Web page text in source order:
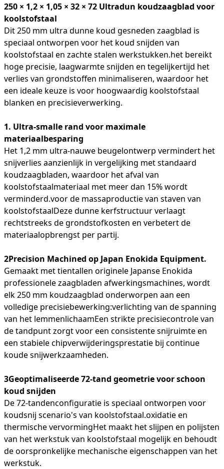
250 × 1,2 × 1,05 × 32 × 72 Ultradun koudzaagblad voor
koolstofstaal
Dit 250 mm ultra dunne koud gesneden zaagblad is
speciaal ontworpen voor het koud snijden van
koolstofstaal en zachte stalen werkstukken.het bereikt
hoge precisie, laagwarmte snijden en tegelijkertijd het
verlies van grondstoffen minimaliseren, waardoor het
een ideale keuze is voor hoogwaardig koolstofstaal
blanken en precisieverwerking.
1. Ultra-smalle rand voor maximale
materiaalbesparing
Het 1,2 mm ultra-nauwe beugelontwerp vermindert het
snijverlies aanzienlijk in vergelijking met standaard
koudzaagbladen, waardoor het afval van
koolstofstaalmateriaal met meer dan 15% wordt
verminderd.voor de massaproductie van staven van
koolstofstaalDeze dunne kerfstructuur verlaagt
rechtstreeks de grondstofkosten en verbetert de
materiaalopbrengst per partij.
2Precision Machined op Japan Enokida Equipment.
Gemaakt met tientallen originele Japanse Enokida
professionele zaagbladen afwerkingsmachines, wordt
elk 250 mm koudzaagblad onderworpen aan een
volledige precisiebewerking:verlichting van de spanning
van het lemmenlichaamEen strikte precisiecontrole van
de tandpunt zorgt voor een consistente snijruimte en
een stabiele chipverwijderingsprestatie bij continue
koude snijwerkzaamheden.
3Geoptimaliseerde 72-tand geometrie voor schoon
koud snijden
De 72-tandenconfiguratie is speciaal ontworpen voor
koudsnij scenario's van koolstofstaal.oxidatie en
thermische vervormingHet maakt het slijpen en polijsten
van het werkstuk van koolstofstaal mogelijk en behoudt
de oorspronkelijke mechanische eigenschappen van het
werkstuk.